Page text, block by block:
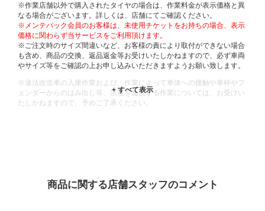
※作業店舗以外で購入されたタイヤの場合は、作業料金が表示価格と異
なる場合がございます。詳しくは、店舗にてご確認ください。
※メンテパック会員のお客様は、未使用チケットをお持ちの場合、表示
価格に関わらず当サービスをご利用頂けます。
※ご注文時のサイズ間違いなど、お客様の責により取付ができない場合
も含め、商品の交換、返品返金等お受けいたしかねますので、必ず車両
やサイズ等をご確認の上お申し込みいただきますようお願い致します。
※違法改造車の入庫作業および、作業によって車体への接触や車枠やフ
ェンダーからのはみ出し等、法規を逸脱する作業については、お受けい
たしかねますので、予めご了承ください。
商品に関する店舗スタッフのコメント